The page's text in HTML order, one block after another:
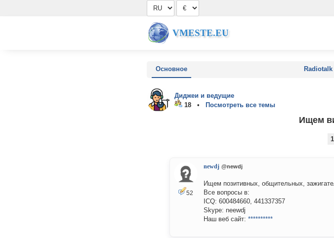
VMESTE.EU
Основное Radiotalk
Диджеи и ведущие
18 •
Посмотреть все темы
Ищем
1
52
newdj @newdj
Ищем позитивных, общительных,
Все вопросы в:
ICQ: 600484660, 441337357
Skype: neewdj
Наш веб сайт: **********